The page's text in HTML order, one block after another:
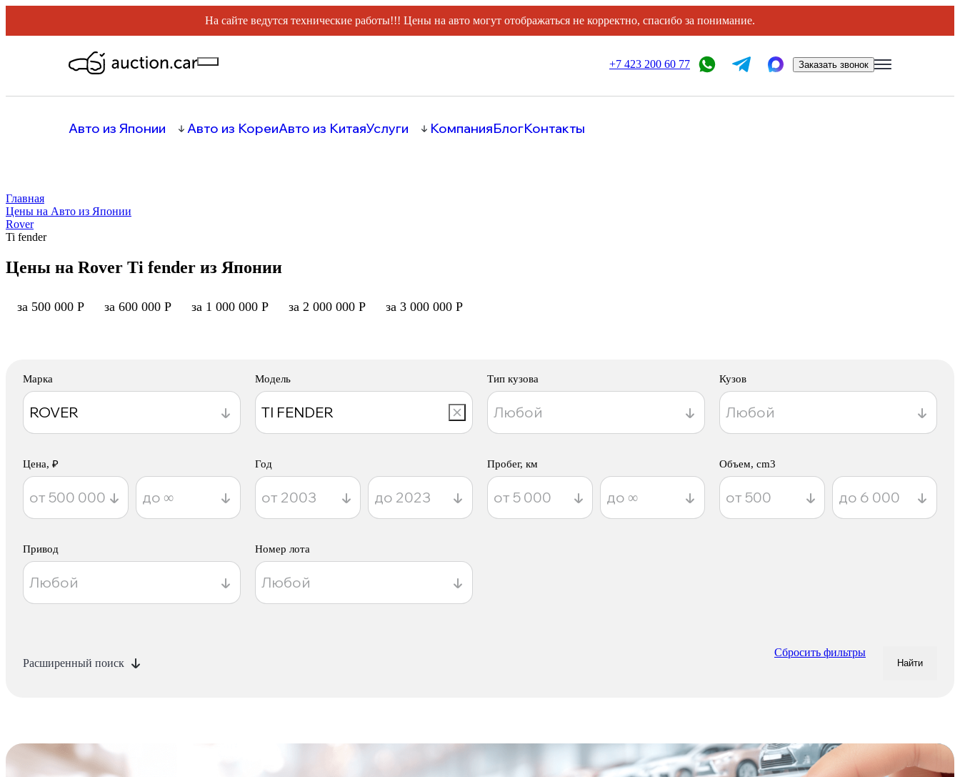
На сайте ведутся технические работы!!! Цены на авто могут отображаться не корректно, спасибо за понимание.
+7 423 200 60 77 Заказать звонок
Авто из Японии Авто из КореиАвто из КитаяУслуги КомпанияБлогКонтакты
Главная
Цены на Авто из Японии
Rover
Ti fender
Цены на Rover Ti fender из Японии
за 500 000 Р за 600 000 Р за 1 000 000 Р за 2 000 000 Р за 3 000 000 Р
Марка Модель Тип кузова Кузов
Цена, ₽ Год Пробег, км Объем, cm3
Привод Номер лота
Расширенный поиск
Сбросить фильтры
Найти